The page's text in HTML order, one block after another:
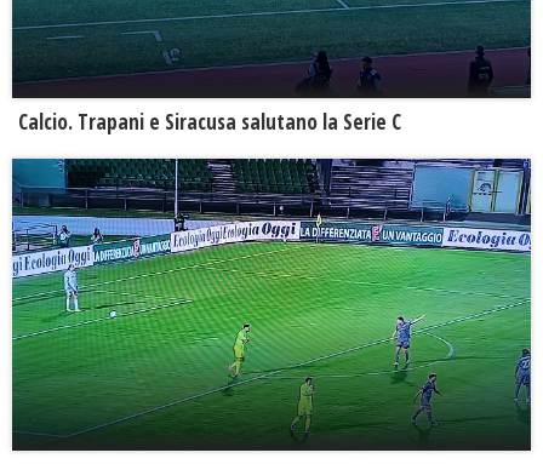
Calcio. Trapani e Siracusa salutano la Serie C